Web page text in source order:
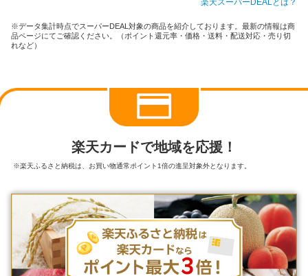
楽天スーパーDEALとは？
※データ集計時点でスーパーDEAL対象の商品を紹介しております。最新の情報は商
品ページにてご確認ください。（ポイント還元率・価格・送料・配送対応・売り切
れなど）
楽天カードで地域を応援！
※楽天ふるさと納税は、お買い物通常ポイント1倍の進呈対象外となります。